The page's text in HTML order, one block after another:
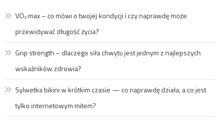
VO₂ max – co mówi o twojej kondycji i czy naprawdę może
przewidywać długość życia?
Grip strength – dlaczego siła chwytu jest jednym z najlepszych
wskaźników zdrowia?
Sylwetka bikini w krótkim czasie — co naprawdę działa, a co jest
tylko internetowym mitem?